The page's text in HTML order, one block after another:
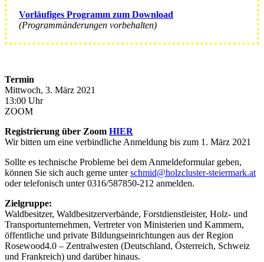
Vorläufiges Programm zum Download
(Programmänderungen vorbehalten)
Termin
Mittwoch, 3. März 2021
13:00 Uhr
ZOOM
Registrierung über Zoom HIER
Wir bitten um eine verbindliche Anmeldung bis zum 1. März 2021
Sollte es technische Probleme bei dem Anmeldeformular geben,
können Sie sich auch gerne unterschmid@holzcluster-steiermark.at
oder telefonisch unter 0316/587850-212 anmelden.
Zielgruppe:
Waldbesitzer, Waldbesitzerverbände, Forstdienstleister, Holz- und
Transportunternehmen, Vertreter von Ministerien und Kammern,
öffentliche und private Bildungseinrichtungen aus der Region
Rosewood4.0 – Zentralwesten (Deutschland, Österreich, Schweiz
und Frankreich) und darüber hinaus.